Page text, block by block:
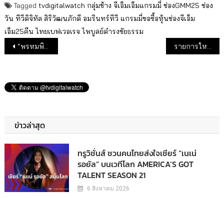
Tagged tvdigitalwatch กลุ่มช้าง จีเอ็มเอ็มแกรมมี่ ช่องGMM25 ช่อง
วัน ทีวีดิจิทัล สิริวัฒนภักดี อมรินทร์ทีวี แกรมมี่ขอซื้อหุ้นช่องจีเอ็ม
เอ็ม25คืน ไทยเบฟเวอเรจ ไพบูลย์ดำรงชัยธรรม
แนะแนวเรื่อง
“พรหมพิศวาส” ช่อง 7 เรตติ้งพุ่ง รายการใหม่เดือน ก.ย.2563
ข่าวล่าสุด
ทรูวิชั่นส์ ชวนคนไทยส่งใจเชียร์ “เนเน่
รอยัล” บนเวทีโลก AMERICA’S GOT
TALENT SEASON 21
6 สิงหาคม 2026